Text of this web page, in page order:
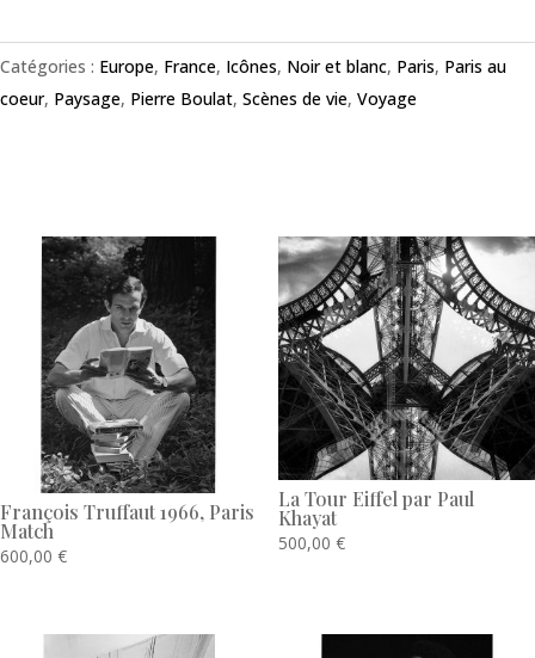
Catégories : Europe, France, Icônes, Noir et blanc, Paris, Paris au
coeur, Paysage, Pierre Boulat, Scènes de vie, Voyage
François Truffaut 1966, Paris
Match
600,00 €
La Tour Eiffel par Paul
Khayat
500,00 €